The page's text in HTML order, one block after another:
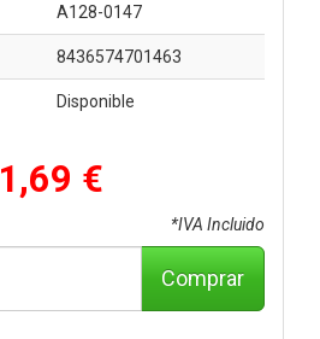
A128-0147
8436574701463
Disponible
1,69 €
*IVA Incluido
Comprar